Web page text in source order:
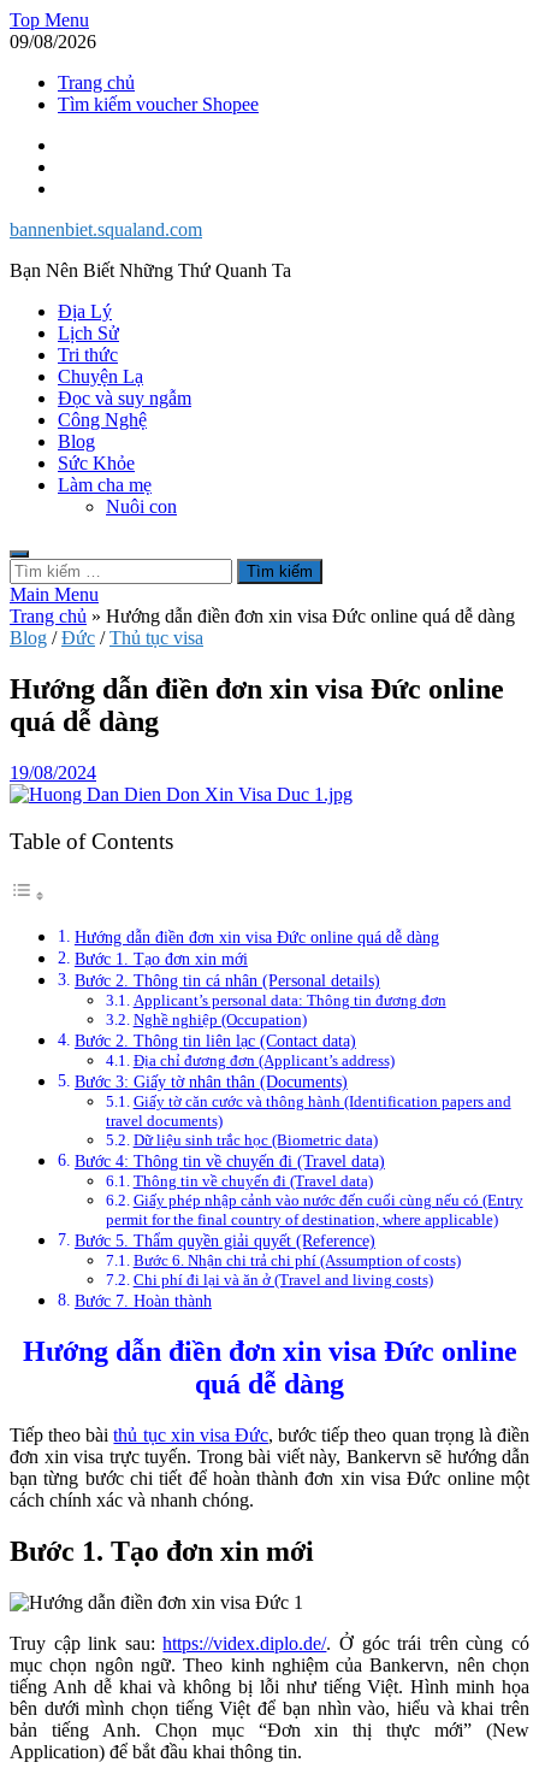
Skip
to
Top Menu
09/08/2026
Trang chủ
Tìm kiếm voucher Shopee
bannenbiet.squaland.com
Bạn Nên Biết Những Thứ Quanh Ta
Địa Lý
Lịch Sử
Tri thức
Chuyện Lạ
Đọc và suy ngẫm
Công Nghệ
Blog
Sức Khỏe
Làm cha mẹ
Nuôi con
Tìm
kiếm
cho:
Main Menu
Trang chủ » Hướng dẫn điền đơn xin visa Đức online quá dễ dàng
Blog /Đức /Thủ tục visa
Hướng dẫn điền đơn xin visa Đức online
quá dễ dàng
19/08/2024
Table of Contents
Hướng dẫn điền đơn xin visa Đức online quá dễ dàng
Bước 1. Tạo đơn xin mới
Bước 2. Thông tin cá nhân (Personal details)
Applicant’s personal data: Thông tin đương đơn
Nghề nghiệp (Occupation)
Bước 2. Thông tin liên lạc (Contact data)
Địa chỉ đương đơn (Applicant’s address)
Bước 3: Giấy tờ nhân thân (Documents)
Giấy tờ căn cước và thông hành (Identification papers and
travel documents)
Dữ liệu sinh trắc học (Biometric data)
Bước 4: Thông tin về chuyến đi (Travel data)
Thông tin về chuyến đi (Travel data)
Giấy phép nhập cảnh vào nước đến cuối cùng nếu có (Entry
permit for the final country of destination, where applicable)
Bước 5. Thẩm quyền giải quyết (Reference)
Bước 6. Nhận chi trả chi phí (Assumption of costs)
Chi phí đi lại và ăn ở (Travel and living costs)
Bước 7. Hoàn thành
Hướng dẫn điền đơn xin visa Đức online
quá dễ dàng
Tiếp theo bàithủ tục xin visa Đức, bước tiếp theo quan trọng là điền
đơn xin visa trực tuyến. Trong bài viết này, Bankervn sẽ hướng dẫn
bạn từng bước chi tiết để hoàn thành đơn xin visa Đức online một
cách chính xác và nhanh chóng.
Bước 1. Tạo đơn xin mới
Truy cập link sau:https://videx.diplo.de/. Ở góc trái trên cùng có
mục chọn ngôn ngữ. Theo kinh nghiệm của Bankervn, nên chọn
tiếng Anh dễ khai và không bị lỗi như tiếng Việt. Hình minh họa
bên dưới mình chọn tiếng Việt để bạn nhìn vào, hiểu và khai trên
bản tiếng Anh. Chọn mục “Đơn xin thị thực mới” (New
Application) để bắt đầu khai thông tin.